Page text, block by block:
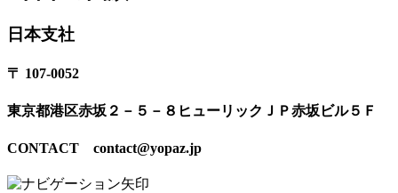
日本支社
〒 107-0052
東京都港区赤坂２－５－８ヒューリックＪＰ赤坂ビル５Ｆ
CONTACT contact@yopaz.jp